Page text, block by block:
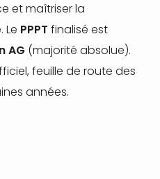
et maîtriser la
Le PPPT finalisé est
AG (majorité absolue).
feuille de route des
années.